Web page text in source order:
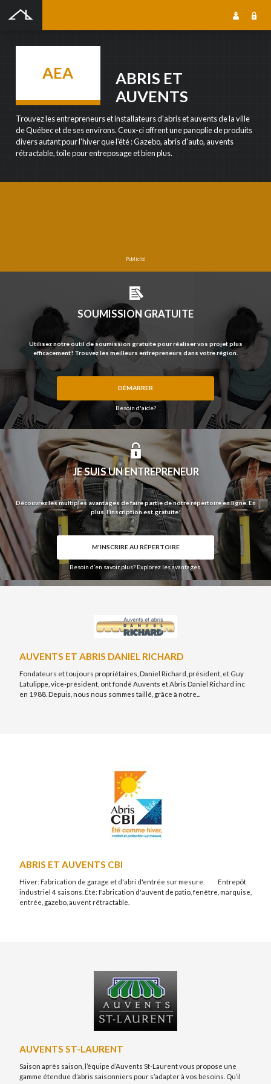
SOUMISSION GRATUITE
SOUMISSION GRATUITE
Notre outil de soumission gratuite en ligne vous permet de rejoindre une foule
dentrepreneurs qualifiés dans le domaine que vous recherchez. Les entrepreneurs
reçoivent votre soumission, puis prennent contact avec vous pour la suite du projet. Cest
# DE TÉLÉPHONE
VILLE
CODE POSTAL
Déposez vos photos & documents ici, ou cliquez pour les sélectionner.
AEA
ABRIS ET
AUVENTS
Trouvez les entrepreneurs et installateurs d'abris et auvents de la ville
de Québec et de ses environs. Ceux-ci offrent une panoplie de produits
divers autant pour l'hiver que l'été : Gazebo, abris d'auto, auvents
rétractable, toile pour entreposage et bien plus.
Publicité
SOUMISSION GRATUITE
Utilisez notre outil de soumission gratuite pour réaliser vos projet plus
efficacement! Trouvez les meilleurs entrepreneurs dans votre région.
DÉMARRER
Besoin d'aide?
JE SUIS UN ENTREPRENEUR
Découvrez les multiples avantages de faire partie de notre répertoire en ligne. En
plus, l’inscription est gratuite!
M'INSCRIRE AU RÉPERTOIRE
Besoin d’en savoir plus? Explorez les avantages.
AUVENTS ET ABRIS DANIEL RICHARD
Fondateurs et toujours propriétaires, Daniel Richard, président, et Guy
Latulippe, vice-président, ont fondé Auvents et Abris Daniel Richard inc
en 1988. Depuis, nous nous sommes taillé, grâce à notre...
ABRIS ET AUVENTS CBI
Hiver: Fabrication de garage et d'abri d'entrée sur mesure. Entrepôt
industriel 4 saisons. Été: Fabrication d'auvent de patio, fenêtre, marquise,
entrée, gazebo, auvent rétractable.
AUVENTS ST-LAURENT
Saison après saison, l’équipe d’Auvents St-Laurent vous propose une
gamme étendue d’abris saisonniers pour s’adapter à vos besoins. Qu’il